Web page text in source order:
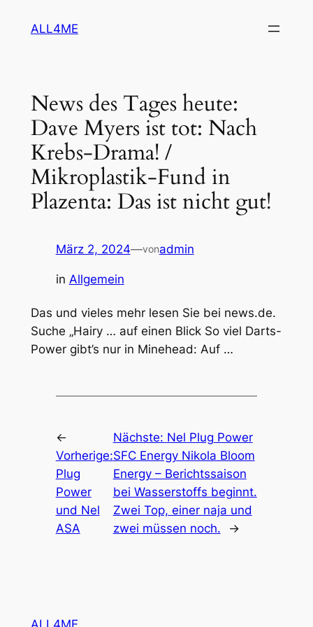
InhaltALL4ME
News des Tages heute:
Dave Myers ist tot: Nach
Krebs-Drama! /
Mikroplastik-Fund in
Plazenta: Das ist nicht gut!
März 2, 2024—vonadmin
in Allgemein
Das und vieles mehr lesen Sie bei news.de.
Suche „Hairy … auf einen Blick So viel Darts-
Power gibt’s nur in Minehead: Auf …
←
Vorherige:
Plug
Power
und Nel
ASA
Nächste: Nel Plug Power
SFC Energy Nikola Bloom
Energy – Berichtssaison
bei Wasserstoffs beginnt.
Zwei Top, einer naja und
zwei müssen noch.
→